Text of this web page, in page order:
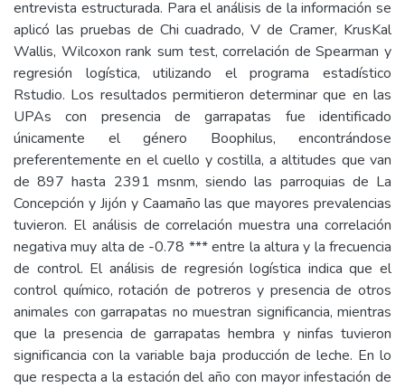
entrevista estructurada. Para el análisis de la información se
aplicó las pruebas de Chi cuadrado, V de Cramer, KrusKal
Wallis, Wilcoxon rank sum test, correlación de Spearman y
regresión logística, utilizando el programa estadístico
Rstudio. Los resultados permitieron determinar que en las
UPAs con presencia de garrapatas fue identificado
únicamente el género Boophilus, encontrándose
preferentemente en el cuello y costilla, a altitudes que van
de 897 hasta 2391 msnm, siendo las parroquias de La
Concepción y Jijón y Caamaño las que mayores prevalencias
tuvieron. El análisis de correlación muestra una correlación
negativa muy alta de -0.78 *** entre la altura y la frecuencia
de control. El análisis de regresión logística indica que el
control químico, rotación de potreros y presencia de otros
animales con garrapatas no muestran significancia, mientras
que la presencia de garrapatas hembra y ninfas tuvieron
significancia con la variable baja producción de leche. En lo
que respecta a la estación del año con mayor infestación de